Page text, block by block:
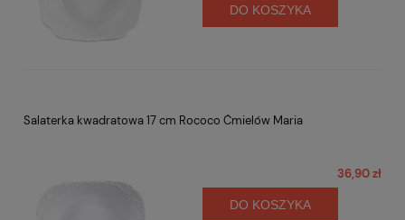
DO KOSZYKA
Salaterka kwadratowa 17 cm Rococo Ćmielów Maria
36,90 zł
DO KOSZYKA